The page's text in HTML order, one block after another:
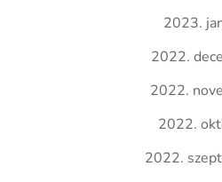
2023.
2022.
2022.
2022.
2022.